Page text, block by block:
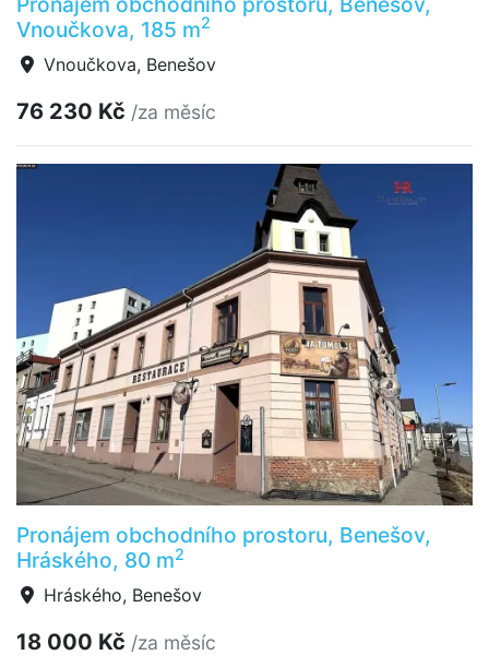
Vnoučkova, 185 m2
Vnoučkova, Benešov
76 230 Kč /za měsíc
Pronájem obchodního prostoru, Benešov,
Hráského, 80 m2
Hráského, Benešov
18 000 Kč /za měsíc